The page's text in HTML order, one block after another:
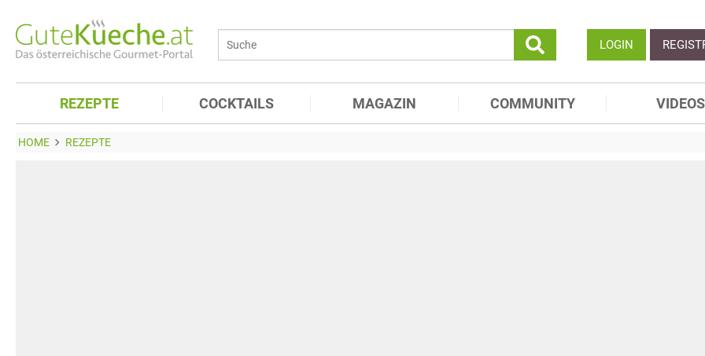
LOGIN
REZEPTE COCKTAILS MAGAZIN COMMUNITY VIDEOS
HOME REZEPTE